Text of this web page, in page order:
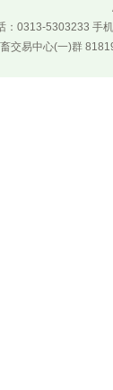
防治（下）
就当养驴户
的饲养及羊奶加工
：0313-5303233 手
交易中心(一)群